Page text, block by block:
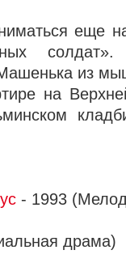
еще
из
на
- 1993